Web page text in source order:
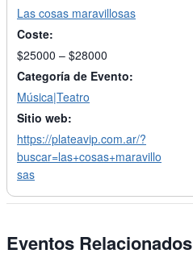
Las cosas maravillosas
Coste:
$25000 – $28000
Categoría de Evento:
Música|Teatro
Sitio web:
https://plateavip.com.ar/?
buscar=las+cosas+maravillo
sas
Eventos Relacionados